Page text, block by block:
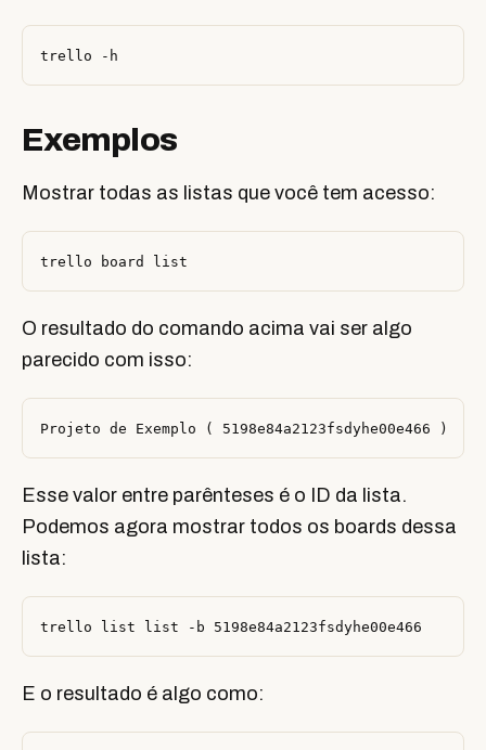
Exemplos
Mostrar todas as listas que você tem acesso:
O resultado do comando acima vai ser algo
parecido com isso:
Esse valor entre parênteses é o ID da lista.
Podemos agora mostrar todos os boards dessa
lista:
E o resultado é algo como: